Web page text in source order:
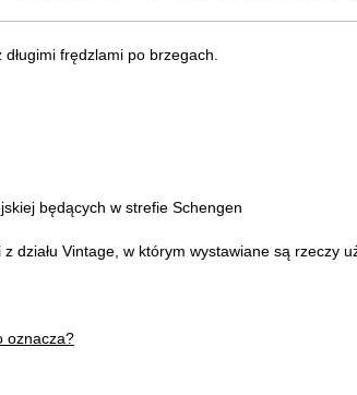
frędzlami po brzegach.
będących w strefie Schengen
działu Vintage, w którym wystawiane są rzeczy
oznacza?